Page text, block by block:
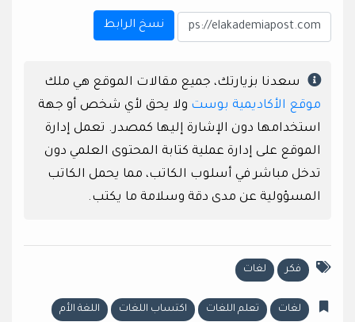
نسخ الرابط
سعدنا بزيارتك، جميع مقالات الموقع هي ملك
موقع الأكاديمية بوست ولا يحق لأي شخص أو جهة
استخدامها دون الإشارة إليها كمصدر. تعمل إدارة
الموقع على إدارة عملية كتابة المحتوى العلمي دون
تدخل مباشر في أسلوب الكاتب، مما يحمل الكاتب
المسؤولية عن مدى دقة وسلامة ما يكتب.
فكر لغات
لغات تعلم اللغات اكتساب اللغات اللغة الأم